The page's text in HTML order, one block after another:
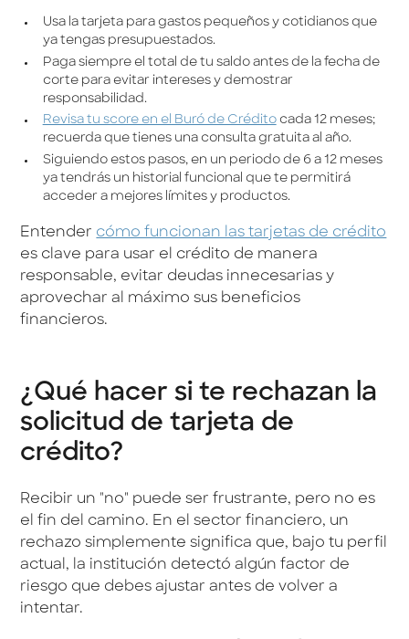
Usa la tarjeta para gastos pequeños y cotidianos que
ya tengas presupuestados.
Paga siempre el total de tu saldo antes de la fecha de
corte para evitar intereses y demostrar
responsabilidad.
Revisa tu score en el Buró de Créditocada 12 meses;
recuerda que tienes una consulta gratuita al año.
Siguiendo estos pasos, en un periodo de 6 a 12 meses
ya tendrás un historial funcional que te permitirá
acceder a mejores límites y productos.
Entender cómo funcionan las tarjetas de crédito
es clave para usar el crédito de manera
responsable, evitar deudas innecesarias y
aprovechar al máximo sus beneficios
financieros.
¿Qué hacer si te rechazan la
solicitud de tarjeta de
crédito?
Recibir un "no" puede ser frustrante, pero no es
el fin del camino. En el sector financiero, un
rechazo simplemente significa que, bajo tu perfil
actual, la institución detectó algún factor de
riesgo que debes ajustar antes de volver a
intentar.